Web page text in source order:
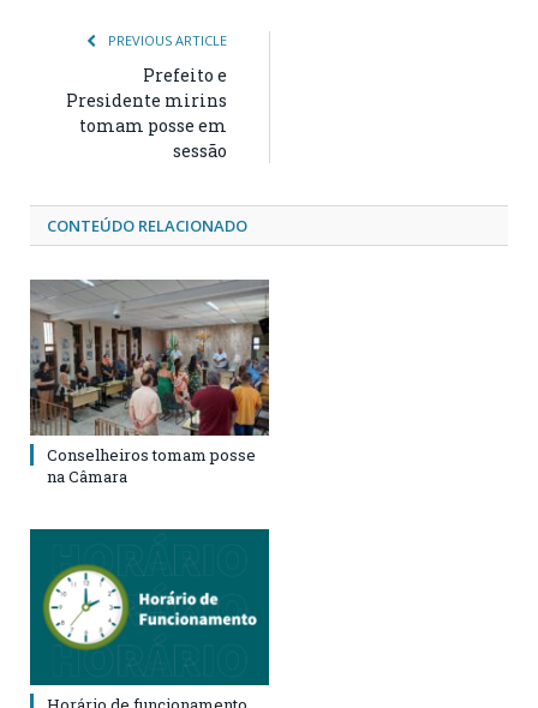
PREVIOUS ARTICLE
Prefeito e
Presidente mirins
tomam posse em
sessão
CONTEÚDO RELACIONADO
Conselheiros tomam posse
na Câmara